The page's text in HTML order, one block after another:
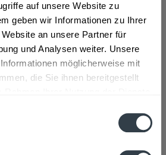
auf unsere Website zu
geben wir Informationen zu Ihrer
an unsere Partner für
und Analysen weiter. Unsere
möglicherweise mit
die Sie ihnen bereitgestellt
33998
Bier 20 x 0,5l"